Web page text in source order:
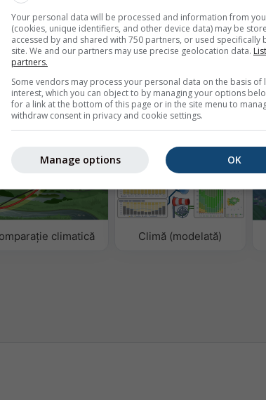
instrumentul nostru de evaluare a riscului
climatică Climă (modelată)
Your personal data will be processed and information from
(cookies, unique identifiers, and other device data) may be
accessed by and shared with 750 partners, or used specifically
site. We and our partners may use precise geolocation data.
partners.
Some vendors may process your personal data on the basis of
interest, which you can object to by managing your options
for a link at the bottom of this page or in the site menu to
withdraw consent in privacy and cookie settings.
OK
Manage options